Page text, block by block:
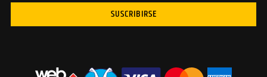
SUSCRIBIRSE